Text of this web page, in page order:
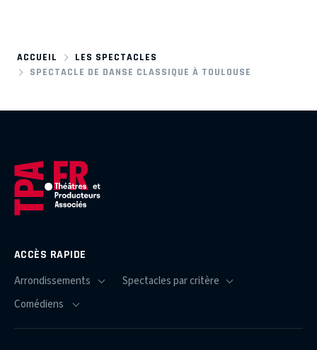
ACCUEIL
LES SPECTACLES
SPECTACLE DE DANSE CLASSIQUE À TOULOUSE
ACCÈS RAPIDE